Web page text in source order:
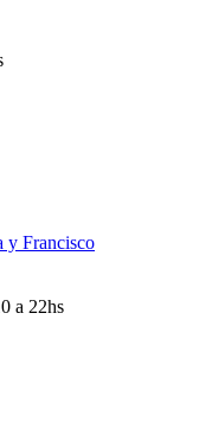
y Francisco
a 22hs